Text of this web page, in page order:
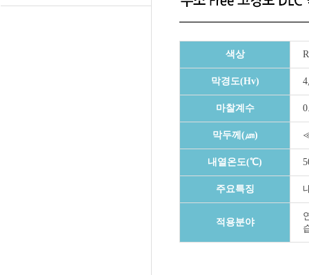
색상
막경도(Hv)
마찰계수
막두께(㎛)
내열온도(℃)
주요특징
적용분야